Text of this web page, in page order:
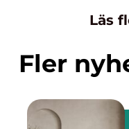
Läs
Fler